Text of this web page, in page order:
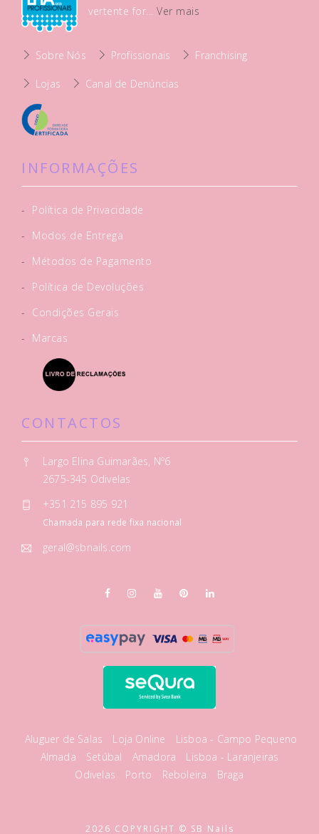
vertente for...Ver mais
Sobre Nós Profissionais Franchising
Lojas Canal de Denúncias
INFORMAÇÕES
-
Política de Privacidade
-
Modos de Entrega
-
Métodos de Pagamento
-
Política de Devoluções
-
Condições Gerais
-
Marcas
CONTACTOS
Largo Elina Guimarães, Nº6
2675-345 Odivelas
+351 215 895 921
Chamada para rede fixa nacional
geral@sbnails.com
Aluguer de Salas Loja Online
Lisboa - Campo Pequeno
Almada
Setúbal Amadora
Lisboa - Laranjeiras
Odivelas
Porto Reboleira Braga
2026 COPYRIGHT © SB Nails